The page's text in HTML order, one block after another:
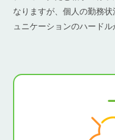
なりますが、個人の勤務
ュニケーションのハード